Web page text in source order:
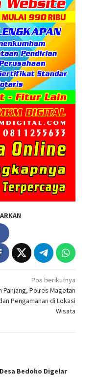
Pos berikutnya
Panjang, Polres Magetan
Pengamanan di Lokasi
Wisata
Bedoho Digelar